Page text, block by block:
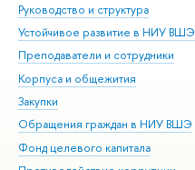
Руководство и структура
Устойчивое развитие в НИУ ВШЭ
Преподаватели и сотрудники
Корпуса и общежития
Закупки
Обращения граждан в НИУ ВШЭ
Фонд целевого капитала